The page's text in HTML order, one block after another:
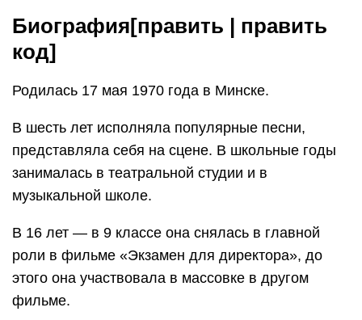
Биография[править | править
код]
Родилась 17 мая 1970 года в Минске.
В шесть лет исполняла популярные песни,
представляла себя на сцене. В школьные годы
занималась в театральной студии и в
музыкальной школе.
В 16 лет — в 9 классе она снялась в главной
роли в фильме «Экзамен для директора», до
этого она участвовала в массовке в другом
фильме.